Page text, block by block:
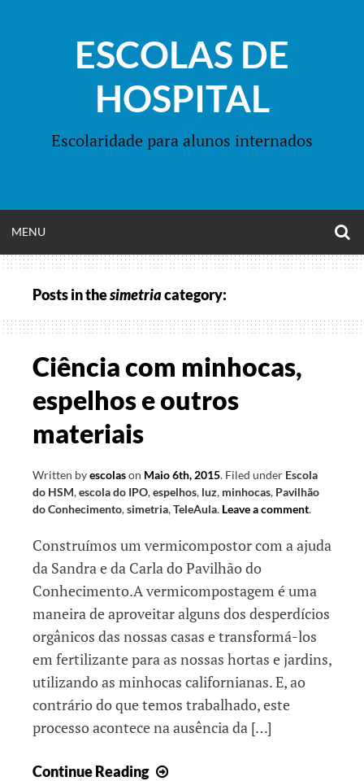
ESCOLAS DE
HOSPITAL
Escolaridade para alunos internados
MENU
MENU
Posts in thesimetriacategory:
Ciência com minhocas,
espelhos e outros
materiais
Written byescolason Maio 6th, 2015. Filed under Escola
do HSM,escola do IPO,espelhos, luz, minhocas, Pavilhão
do Conhecimento,simetria,TeleAula. Leave a comment.
Construímos um vermicompostor com a ajuda
da Sandra e da Carla do Pavilhão do
Conhecimento.A vermicompostagem é uma
maneira de aproveitar alguns dos desperdícios
orgânicos das nossas casas e transformá-los
em fertilizante para as nossas hortas e jardins,
utilizando as minhocas californianas. E, ao
contrário do que temos trabalhado, este
processo acontece na ausência da […]
Continue Reading